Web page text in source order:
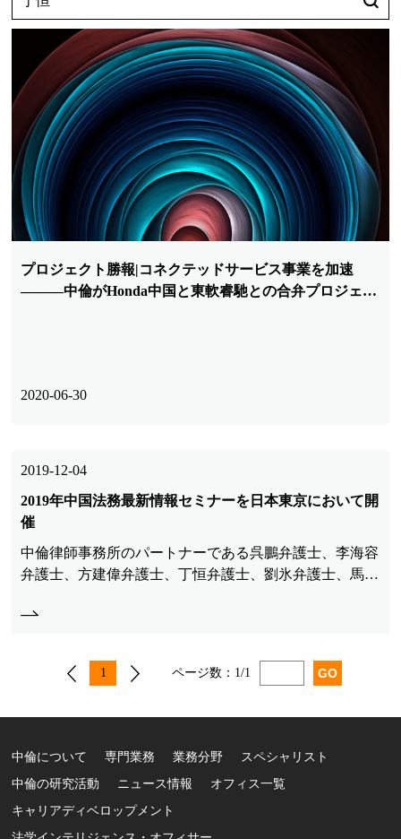
プロジェクト勝報|コネクテッドサービス事業を加速
―――中倫がHonda中国と東軟睿馳との合弁プロジェク
2020-06-30
2019-12-04
2019年中国法務最新情報セミナーを日本東京において開
催
中倫律師事務所のパートナーである呉鵬弁護士、李海容
弁護士、方建偉弁護士、丁恒弁護士、劉氷弁護士、馬氷
と、中国法の分野における注目される最新のテーマにつ
1 ページ数： 1/1
中倫について 専門業務 業務分野
スペシャリスト
中倫の研究活動
ニュース情報
オフィス一覧
キャリアディベロップメント